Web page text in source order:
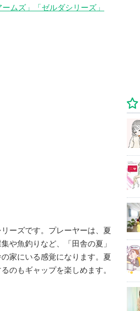
ムズ」「ゼルダシリーズ」
ーズです。プレーヤーは、夏
や魚釣りなど、「田舎の夏」
家にいる感覚になります。夏
のもギャップを楽しめます。